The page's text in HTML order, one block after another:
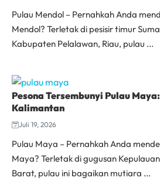
Pulau Mendol – Pernahkah Anda
Mendol? Terletak di pesisir timur
Kabupaten Pelalawan, Riau, pulau ...
Pesona Tersembunyi Pulau
Kalimantan
Juli 19, 2026
Pulau Maya – Pernahkah Anda
Maya? Terletak di gugusan
Barat, pulau ini bagaikan mutiara ...